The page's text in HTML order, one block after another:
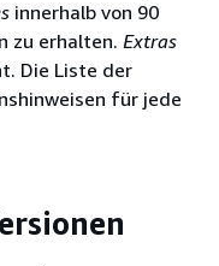
innerhalb von 90
zu erhalten. Extras
Die Liste der
für jede